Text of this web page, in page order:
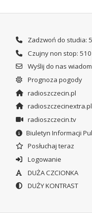
Zadzwoń do studia:
Czujny non stop:
Wyślij do nas
Prognoza pogody
radioszczecin.pl
radioszczecinextra.pl
radioszczecin.tv
Biuletyn Informacji
Posłuchaj teraz
Logowanie
DUŻA CZCIONKA
DUŻY KONTRAST